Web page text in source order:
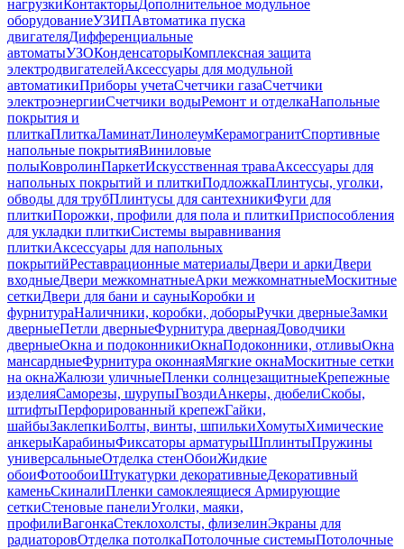
нагрузкиКонтакторыДополнительное модульное
оборудованиеУЗИПАвтоматика пуска
двигателяДифференциальные
автоматыУЗОКонденсаторыКомплексная защита
электродвигателейАксессуары для модульной
автоматикиПриборы учетаСчетчики газаСчетчики
электроэнергииСчетчики водыРемонт и отделкаНапольные
покрытия и
плиткаПлиткаЛаминатЛинолеумКерамогранитСпортивные
напольные покрытияВиниловые
полыКовролинПаркетИскусственная траваАксессуары для
напольных покрытий и плиткиПодложкаПлинтусы, уголки,
обводы для трубПлинтусы для сантехникиФуги для
плиткиПорожки, профили для пола и плиткиПриспособления
для укладки плиткиСистемы выравнивания
плиткиАксессуары для напольных
покрытийРеставрационные материалыДвери и аркиДвери
входныеДвери межкомнатныеАрки межкомнатныеМоскитные
сеткиДвери для бани и сауныКоробки и
фурнитураНаличники, коробки, доборыРучки дверныеЗамки
дверныеПетли дверныеФурнитура двернаяДоводчики
дверныеОкна и подоконникиОкнаПодоконники, отливыОкна
мансардныеФурнитура оконнаяМягкие окнаМоскитные сетки
на окнаЖалюзи уличныеПленки солнцезащитныеКрепежные
изделияСаморезы, шурупыГвоздиАнкеры, дюбелиСкобы,
штифтыПерфорированный крепежГайки,
шайбыЗаклепкиБолты, винты, шпилькиХомутыХимические
анкерыКарабиныФиксаторы арматурыШплинтыПружины
универсальныеОтделка стенОбоиЖидкие
обоиФотообоиШтукатурки декоративныеДекоративный
каменьСкиналиПленки самоклеящиеся Армирующие
сеткиСтеновые панелиУголки, маяки,
профилиВагонкаСтеклохолсты, флизелинЭкраны для
радиаторовОтделка потолкаПотолочные системыПотолочные